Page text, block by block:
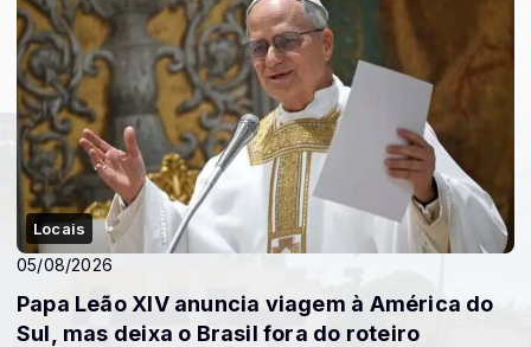
Locais
05/08/2026
Papa Leão XIV anuncia viagem à América do
Sul, mas deixa o Brasil fora do roteiro